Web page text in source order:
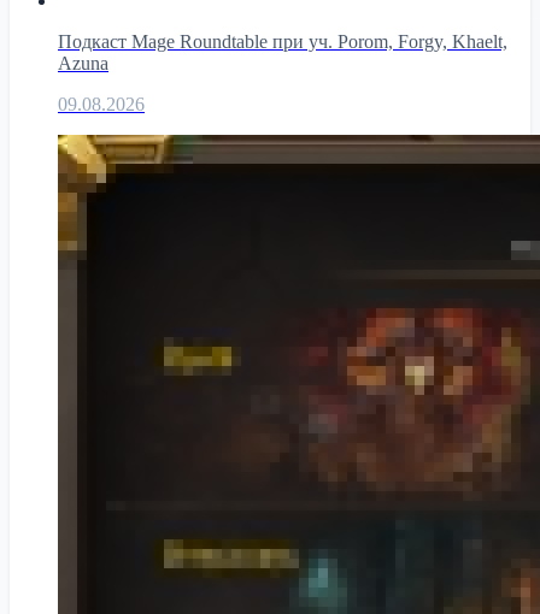
Подкаст Mage Roundtable при уч. Porom, Forgy, Khaelt,
Azuna
09.08.2026